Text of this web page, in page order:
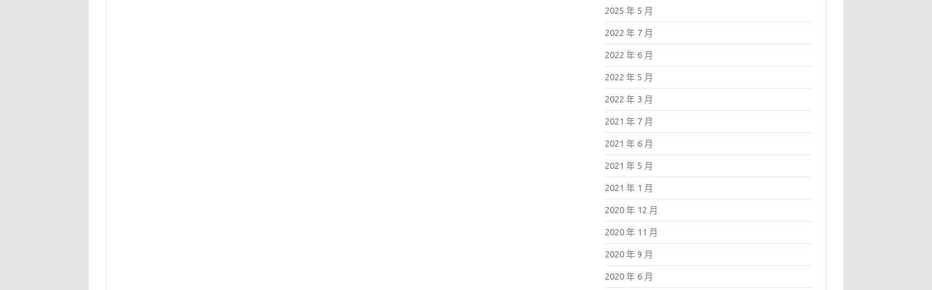
2025 年 5 月
2022 年 7 月
2022 年 6 月
2022 年 5 月
2022 年 3 月
2021 年 7 月
2021 年 6 月
2021 年 5 月
2021 年 1 月
2020 年 12 月
2020 年 11 月
2020 年 9 月
2020 年 6 月